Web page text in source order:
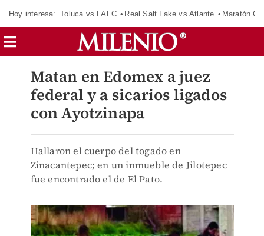
Hoy interesa: Toluca vs LAFC Real Salt Lake vs Atlante Maratón
Matan en Edomex a juez
federal y a sicarios ligados
con Ayotzinapa
Hallaron el cuerpo del togado en
Zinacantepec; en un inmueble de Jilotepec
fue encontrado el de El Pato.